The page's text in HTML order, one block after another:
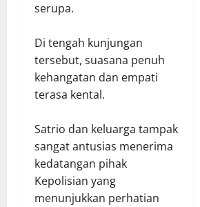
serupa.
Di tengah kunjungan
tersebut, suasana penuh
kehangatan dan empati
terasa kental.
Satrio dan keluarga tampak
sangat antusias menerima
kedatangan pihak
Kepolisian yang
menunjukkan perhatian